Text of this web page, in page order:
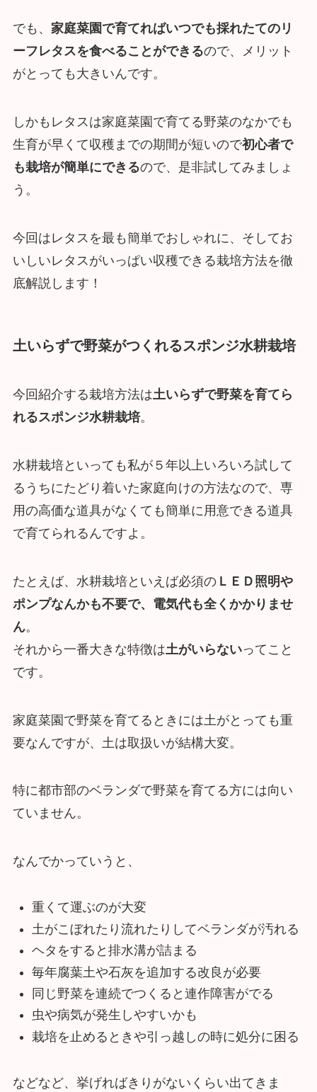
でも、 家庭菜園で育てればいつでも採れたてのリ
ーフレタスを食べることができるので、メリット
がとっても大きいんです。
しかもレタスは家庭菜園で育てる野菜のなかでも
生育が早くて収穫までの期間が短いので初心者で
も栽培が簡単にできるので、是非試してみましょ
う。
今回はレタスを最も簡単でおしゃれに、そしてお
いしいレタスがいっぱい収穫できる栽培方法を徹
底解説します！
土いらずで野菜がつくれるスポンジ水耕栽培
今回紹介する栽培方法は土いらずで野菜を育てら
れるスポンジ水耕栽培。
水耕栽培といっても私が５年以上いろいろ試して
るうちにたどり着いた家庭向けの方法なので、専
用の高価な道具がなくても簡単に用意できる道具
で育てられるんですよ。
たとえば、水耕栽培といえば必須のＬＥＤ照明や
ポンプなんかも不要で、電気代も全くかかりませ
ん。
それから一番大きな特徴は土がいらないってこと
です。
家庭菜園で野菜を育てるときには土がとっても重
要なんですが、土は取扱いが結構大変。
特に都市部のベランダで野菜を育てる方には向い
ていません。
なんでかっていうと、
重くて運ぶのが大変
土がこぼれたり流れたりしてベランダが汚れる
ヘタをすると排水溝が詰まる
毎年腐葉土や石灰を追加する改良が必要
同じ野菜を連続でつくると連作障害がでる
虫や病気が発生しやすいかも
栽培を止めるときや引っ越しの時に処分に困る
などなど、挙げればきりがないくらい出てきま